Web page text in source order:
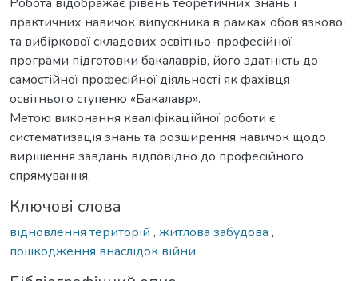
практичних навичок випускника в рамках обов’язкової
та вибіркової складових освітньо-професійної
програми підготовки бакалаврів, його здатність до
самостійної професійної діяльності як фахівця
освітнього ступеню «Бакалавр».
Метою виконання кваліфікаційної роботи є
систематизація знань та розширення навичок щодо
вирішення завдань відповідно до професійного
спрямування.
Ключові слова
відновлення територій , житлова забудова ,
пошкодження внаслідок війни